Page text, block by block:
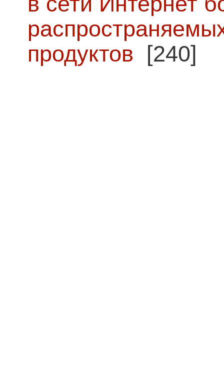
продуктов [240]